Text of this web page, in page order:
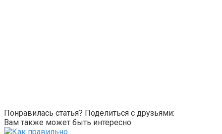
Понравилась статья? Поделиться с друзьями:
Вам также может быть интересно